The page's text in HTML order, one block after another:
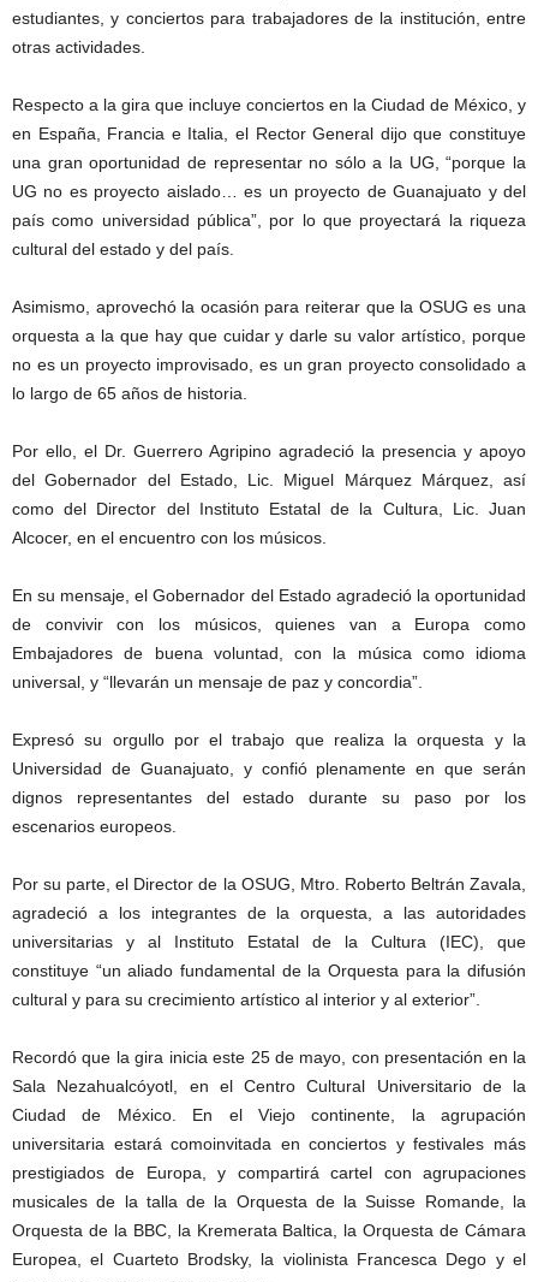
estudiantes, y conciertos para trabajadores de la institución, entre
otras actividades.
Respecto a la gira que incluye conciertos en la Ciudad de México, y
en España, Francia e Italia, el Rector General dijo que constituye
una gran oportunidad de representar no sólo a la UG, “porque la
UG no es proyecto aislado… es un proyecto de Guanajuato y del
país como universidad pública”, por lo que proyectará la riqueza
cultural del estado y del país.
Asimismo, aprovechó la ocasión para reiterar que la OSUG es una
orquesta a la que hay que cuidar y darle su valor artístico, porque
no es un proyecto improvisado, es un gran proyecto consolidado a
lo largo de 65 años de historia.
Por ello, el Dr. Guerrero Agripino agradeció la presencia y apoyo
del Gobernador del Estado, Lic. Miguel Márquez Márquez, así
como del Director del Instituto Estatal de la Cultura, Lic. Juan
Alcocer, en el encuentro con los músicos.
En su mensaje, el Gobernador del Estado agradeció la oportunidad
de convivir con los músicos, quienes van a Europa como
Embajadores de buena voluntad, con la música como idioma
universal, y “llevarán un mensaje de paz y concordia”.
Expresó su orgullo por el trabajo que realiza la orquesta y la
Universidad de Guanajuato, y confió plenamente en que serán
dignos representantes del estado durante su paso por los
escenarios europeos.
Por su parte, el Director de la OSUG, Mtro. Roberto Beltrán Zavala,
agradeció a los integrantes de la orquesta, a las autoridades
universitarias y al Instituto Estatal de la Cultura (IEC), que
constituye “un aliado fundamental de la Orquesta para la difusión
cultural y para su crecimiento artístico al interior y al exterior”.
Recordó que la gira inicia este 25 de mayo, con presentación en la
Sala Nezahualcóyotl, en el Centro Cultural Universitario de la
Ciudad de México. En el Viejo continente, la agrupación
universitaria estará comoinvitada en conciertos y festivales más
prestigiados de Europa, y compartirá cartel con agrupaciones
musicales de la talla de la Orquesta de la Suisse Romande, la
Orquesta de la BBC, la Kremerata Baltica, la Orquesta de Cámara
Europea, el Cuarteto Brodsky, la violinista Francesca Dego y el